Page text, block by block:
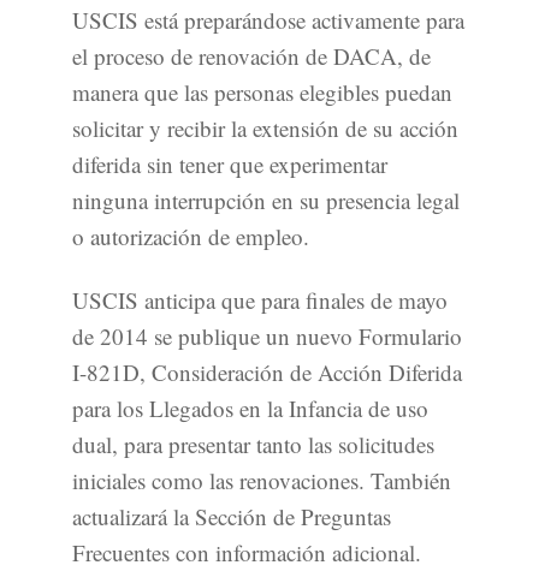
USCIS está preparándose activamente para
el proceso de renovación de DACA, de
manera que las personas elegibles puedan
solicitar y recibir la extensión de su acción
diferida sin tener que experimentar
ninguna interrupción en su presencia legal
o autorización de empleo.
USCIS anticipa que para finales de mayo
de 2014 se publique un nuevo Formulario
I-821D, Consideración de Acción Diferida
para los Llegados en la Infancia de uso
dual, para presentar tanto las solicitudes
iniciales como las renovaciones. También
actualizará la Sección de Preguntas
Frecuentes con información adicional.